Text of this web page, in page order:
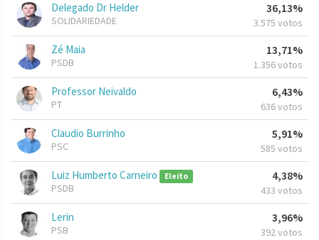
Delegado Dr Helder
SOLIDARIEDADE
36,13%
3.575 votos
Zé Maia
PSDB
13,71%
1.356 votos
Professor Neivaldo
PT
6,43%
636 votos
Claudio Burrinho
PSC
5,91%
585 votos
Luiz Humberto Carneiro Eleito
PSDB
4,38%
433 votos
Lerin
PSB
3,96%
392 votos